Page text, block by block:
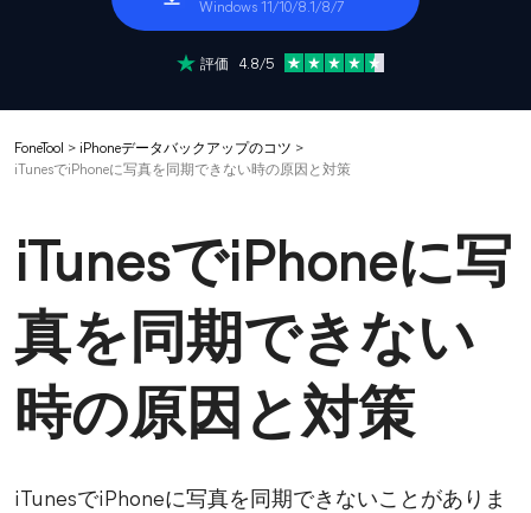
Windows 11/10/8.1/8/7
評価 4.8/5
FoneTool > iPhoneデータバックアップのコツ >
iTunesでiPhoneに写真を同期できない時の原因と対策
iTunesでiPhoneに写
真を同期できない
時の原因と対策
iTunesでiPhoneに写真を同期できないことがありま